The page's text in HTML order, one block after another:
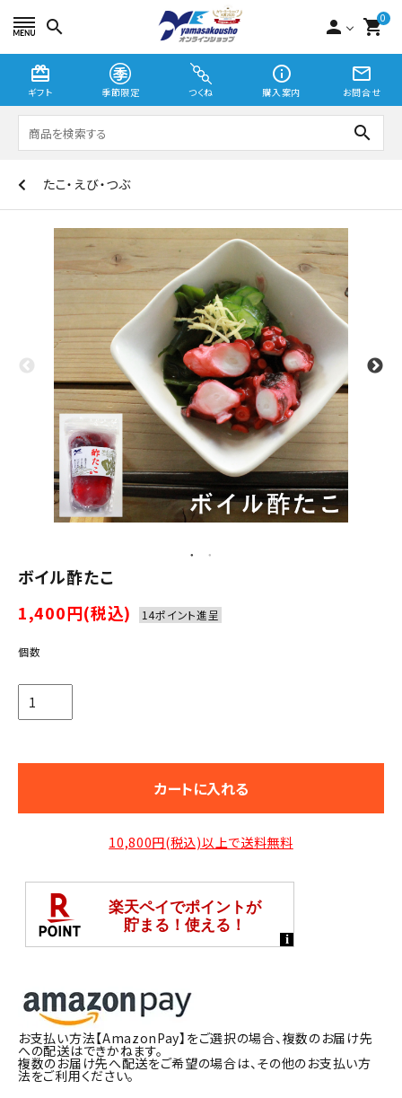
search person 0
shopping_cart
card_giftcard
ギフト 季節限定 つくね
info_outline
購入案内
mail_outline
お問合せ
search
つくね
切り身・漬魚
贈り物
たこ・えび・つぶ
ボイル酢たこ
1,400円(税込)
14ポイント進呈
個数
カートに入れる
10,800円(税込)以上で送料無料
お支払い方法【AmazonPay】をご選択の場合、複数のお届け先
への配送はできかねます。
複数のお届け先へ配送をご希望の場合は、その他のお支払い方
法をご利用ください。